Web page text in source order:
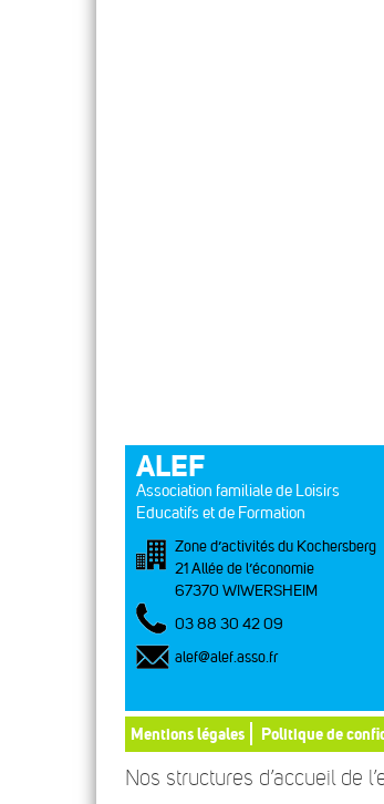
ALEF
Association familiale de Loisirs
Educatifs et de Formation
Zone d’activités du Kochersberg
21 Allée de l’économie
67370 WIWERSHEIM
03 88 30 42 09
alef@alef.asso.fr
Mentions légales Politique de
Nos structures d’accueil de